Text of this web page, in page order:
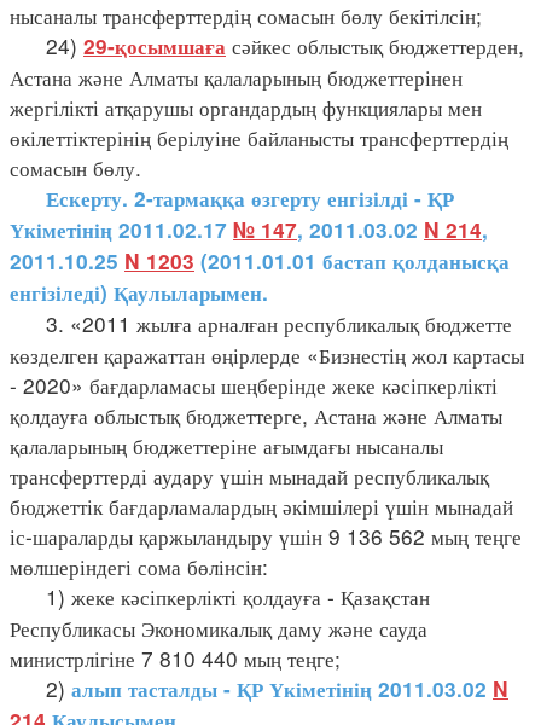
нысаналы трансферттердің сомасын бөлу бекітілсін;
24) 29-қосымшаға сәйкес облыстық бюджеттерден,
Астана және Алматы қалаларының бюджеттерінен
жергілікті атқарушы органдардың функциялары мен
өкілеттіктерінің берілуіне байланысты трансферттердің
сомасын бөлу.
Ескерту. 2-тармаққа өзгерту енгізілді - ҚР
Үкіметінің 2011.02.17 № 147, 2011.03.02 N 214,
2011.10.25 N 1203 (2011.01.01 бастап қолданысқа
енгізіледі) Қаулыларымен.
3. «2011 жылға арналған республикалық бюджетте
көзделген қаражаттан өңірлерде «Бизнестің жол картасы
- 2020» бағдарламасы шеңберінде жеке кәсіпкерлікті
қолдауға облыстық бюджеттерге, Астана және Алматы
қалаларының бюджеттеріне ағымдағы нысаналы
трансферттерді аудару үшін мынадай республикалық
бюджеттік бағдарламалардың әкімшілері үшін мынадай
іс-шараларды қаржыландыру үшін 9 136 562 мың теңге
мөлшеріндегі сома бөлінсін:
1) жеке кәсіпкерлікті қолдауға - Қазақстан
Республикасы Экономикалық даму және сауда
министрлігіне 7 810 440 мың теңге;
2) алып тасталды - ҚР Үкіметінің 2011.03.02 N